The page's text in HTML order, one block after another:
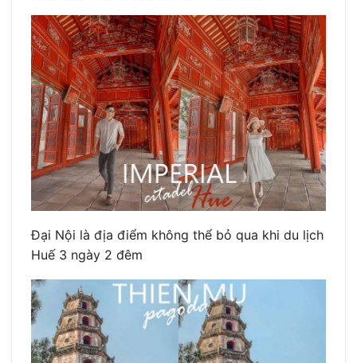
Đại Nội là địa điểm không thể bỏ qua khi du lịch
Huế 3 ngày 2 đêm